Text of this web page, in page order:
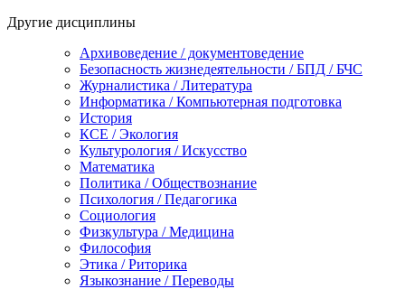
Другие дисциплины
Архивоведение / документоведение
Безопасность жизнедеятельности / БПД / БЧС
Журналистика / Литература
Информатика / Компьютерная подготовка
История
КСЕ / Экология
Культурология / Искусство
Математика
Политика / Обществознание
Психология / Педагогика
Социология
Физкультура / Медицина
Философия
Этика / Риторика
Языкознание / Переводы